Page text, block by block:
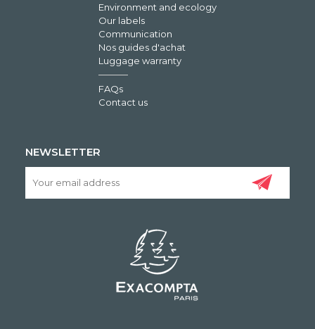
Environment and ecology
Our labels
Communication
Nos guides d'achat
Luggage warranty
FAQs
Contact us
NEWSLETTER